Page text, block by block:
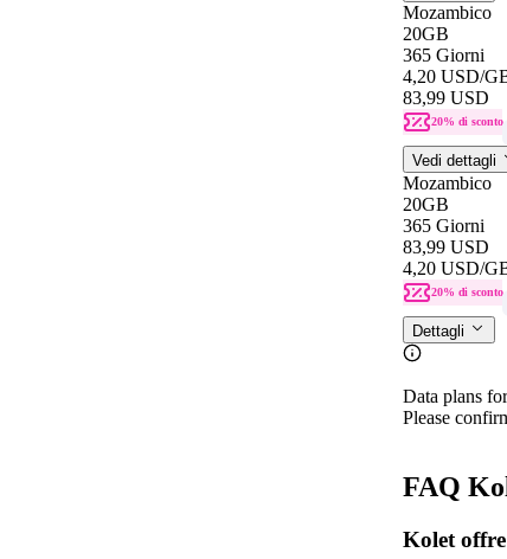
Mozambico
20GB
365 Giorni
4,20 USD/
83,99 USD
20% di sconto
Vedi dettagli
Mozambico
20GB
365 Giorni
83,99 USD
4,20 USD/
20% di sconto
Dettagli
Data plans
Please
FAQ
Kolet